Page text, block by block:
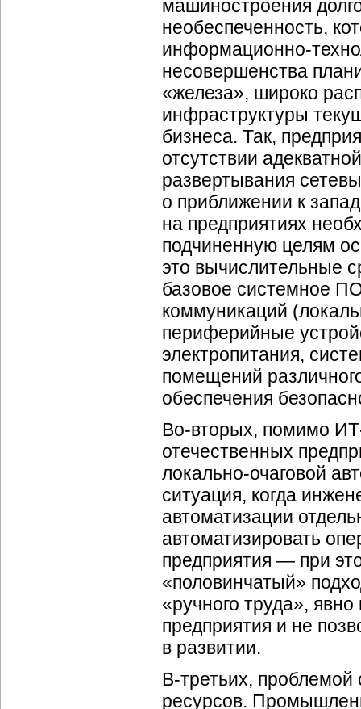
машиностроения
необеспеченность,
информационно-
несовершенства
«железа», широко
инфраструктуры
бизнеса. Так,
отсутствии
развертывания
о приближении к
на предприятиях
подчиненную целям
это вычислительные
базовое системное
коммуникаций
периферийные
электропитания,
помещений
обеспечения
Во-вторых, помимо
отечественных
локально-очаговой
ситуация, когда
автоматизации
автоматизировать
предприятия — при
«половинчатый»
«ручного труда»,
предприятия и не
в развитии.
В-третьих,
ресурсов.